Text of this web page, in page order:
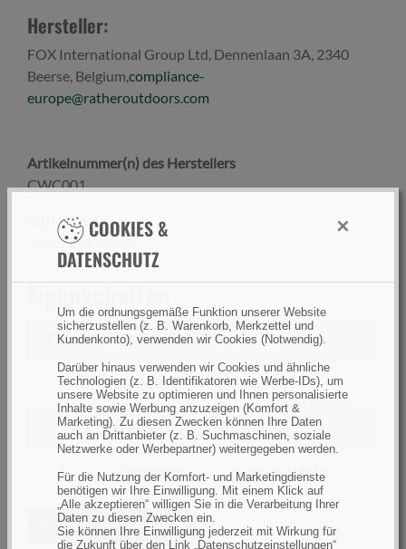
COOKIES &
DATENSCHUTZ
×
Um die ordnungsgemäße Funktion unserer Website
sicherzustellen (z. B. Warenkorb, Merkzettel und
Kundenkonto), verwenden wir Cookies (Notwendig).
Darüber hinaus verwenden wir Cookies und ähnliche
Technologien (z. B. Identifikatoren wie Werbe-IDs), um
unsere Website zu optimieren und Ihnen personalisierte
Inhalte sowie Werbung anzuzeigen (Komfort &
Marketing). Zu diesen Zwecken können Ihre Daten
auch an Drittanbieter (z. B. Suchmaschinen, soziale
Netzwerke oder Werbepartner) weitergegeben werden.
Für die Nutzung der Komfort- und Marketingdienste
benötigen wir Ihre Einwilligung. Mit einem Klick auf
„Alle akzeptieren“ willigen Sie in die Verarbeitung Ihrer
Daten zu diesen Zwecken ein.
Sie können Ihre Einwilligung jederzeit mit Wirkung für
die Zukunft über den Link „Datenschutzeinstellungen“
Hersteller:
FOX International Group Ltd, Dennenlaan 3A, 2340
Beerse, Belgium, compliance-
europe@ratheroutdoors.com
Artikelnummer(n) des Herstellers
CWC001
GTIN (EAN):
5056212173389
Eigenschaften
Filtern Eigenschaft
filtern
nach
Größe
Größe S
filtern
nach
Farbe
Farbe Oliv/grün
filtern
nach
Jahreszeit
Jahreszeit Sommer, Winter
Ähnliche Artikel suchen